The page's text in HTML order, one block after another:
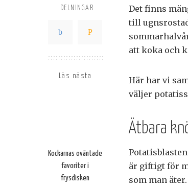
DELNINGAR
Läs nästa
Kockarnas oväntade
favoriter i
frysdisken
Det finns
till
att koka och
Här har vi
väljer
Ätbara
är giftigt för
som man